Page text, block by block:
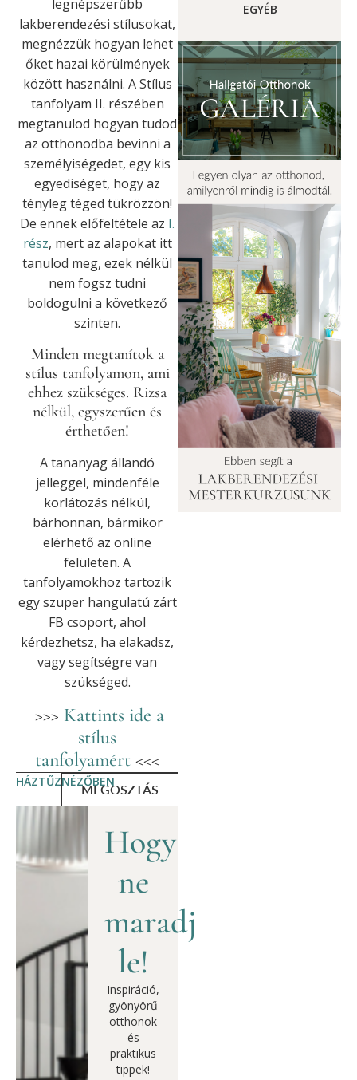
legnépszerűbb
lakberendezési stílusokat,
megnézzük hogyan lehet
őket hazai körülmények
között használni. A Stílus
tanfolyam II. részében
megtanulod hogyan tudod
az otthonodba bevinni a
személyiségedet, egy kis
egyediséget, hogy az
tényleg téged tükrözzön!
De ennek előfeltétele az I.
rész, mert az alapokat itt
tanulod meg, ezek nélkül
nem fogsz tudni
boldogulni a következő
szinten.
Minden megtanítok a
stílus tanfolyamon, ami
ehhez szükséges. Rizsa
nélkül, egyszerűen és
érthetően!
A tananyag állandó
jelleggel, mindenféle
korlátozás nélkül,
bárhonnan, bármikor
elérhető az online
felületen. A
tanfolyamokhoz tartozik
egy szuper hangulatú zárt
FB csoport, ahol
kérdezhetsz, ha elakadsz,
vagy segítségre van
szükséged.
>>> Kattints ide a
stílus
tanfolyamért <<<
HÁZTŰZNÉZŐBEN
MEGOSZTÁS
Hogy
ne
maradj
le!
Inspiráció,
gyönyörű
otthonok
és
praktikus
tippek!
EGYÉB